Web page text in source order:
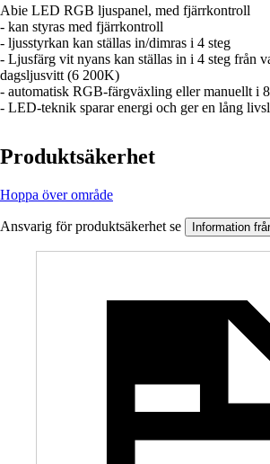
Abie LED RGB ljuspanel, med fjärrkontroll
- kan styras med fjärrkontroll
- ljusstyrkan kan ställas in/dimras i 4 steg
- Ljusfärg vit nyans kan ställas in i 4 steg från
dagsljusvitt (6 200K)
- automatisk RGB-färgväxling eller manuellt i
- LED-teknik sparar energi och ger en lång
Produktsäkerhet
Hoppa över område
Ansvarig för produktsäkerhet se Information